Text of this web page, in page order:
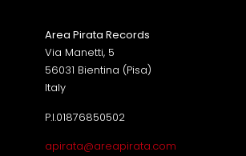
Area Pirata Records
Via Manetti, 5
56031 Bientina (Pisa)
Italy
P.I.01876850502
apirata@areapirata.com